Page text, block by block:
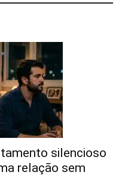
silencioso
relação sem